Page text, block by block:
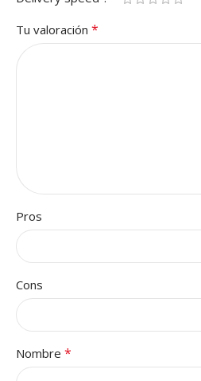
Tu valoración *
Pros
Cons
Nombre *